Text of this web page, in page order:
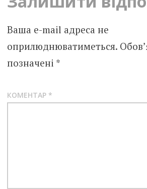
Ваша e-mail адреса не
оприлюднюватиметься.
позначені *
КОМЕНТАР *